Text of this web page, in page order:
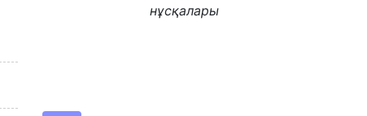
нұсқалары